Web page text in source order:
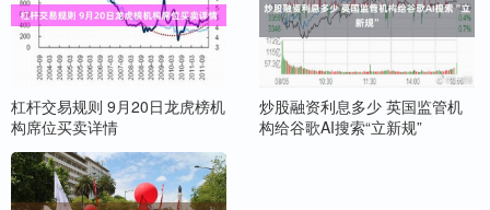
杠杆交易规则 9月20日龙虎榜机
构席位买卖详情
炒股融资利息多少 英国监管机
构给谷歌AI搜索“立新规”